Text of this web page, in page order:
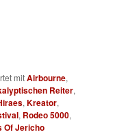
mitAirbourne,
Reiter,
,Kreator,
, Rodeo 5000,
Of Jericho